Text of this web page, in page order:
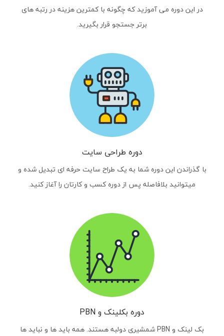
در این دوره می آموزید که چگونه با کمترین هزینه در رتبه های
برتر جستجو قرار بگیرید.
دوره طراحی سایت
با گذراندن این دوره شما به یک طراح سایت حرفه ای تبدیل شده و
میتوانید بلافاصله پس از دوره کسب و کارتان را آغاز کنید.
دوره بکلینک و PBN
بک لینک و PBN شمشیری دولبه هستند. همه باید ها و نباید ها